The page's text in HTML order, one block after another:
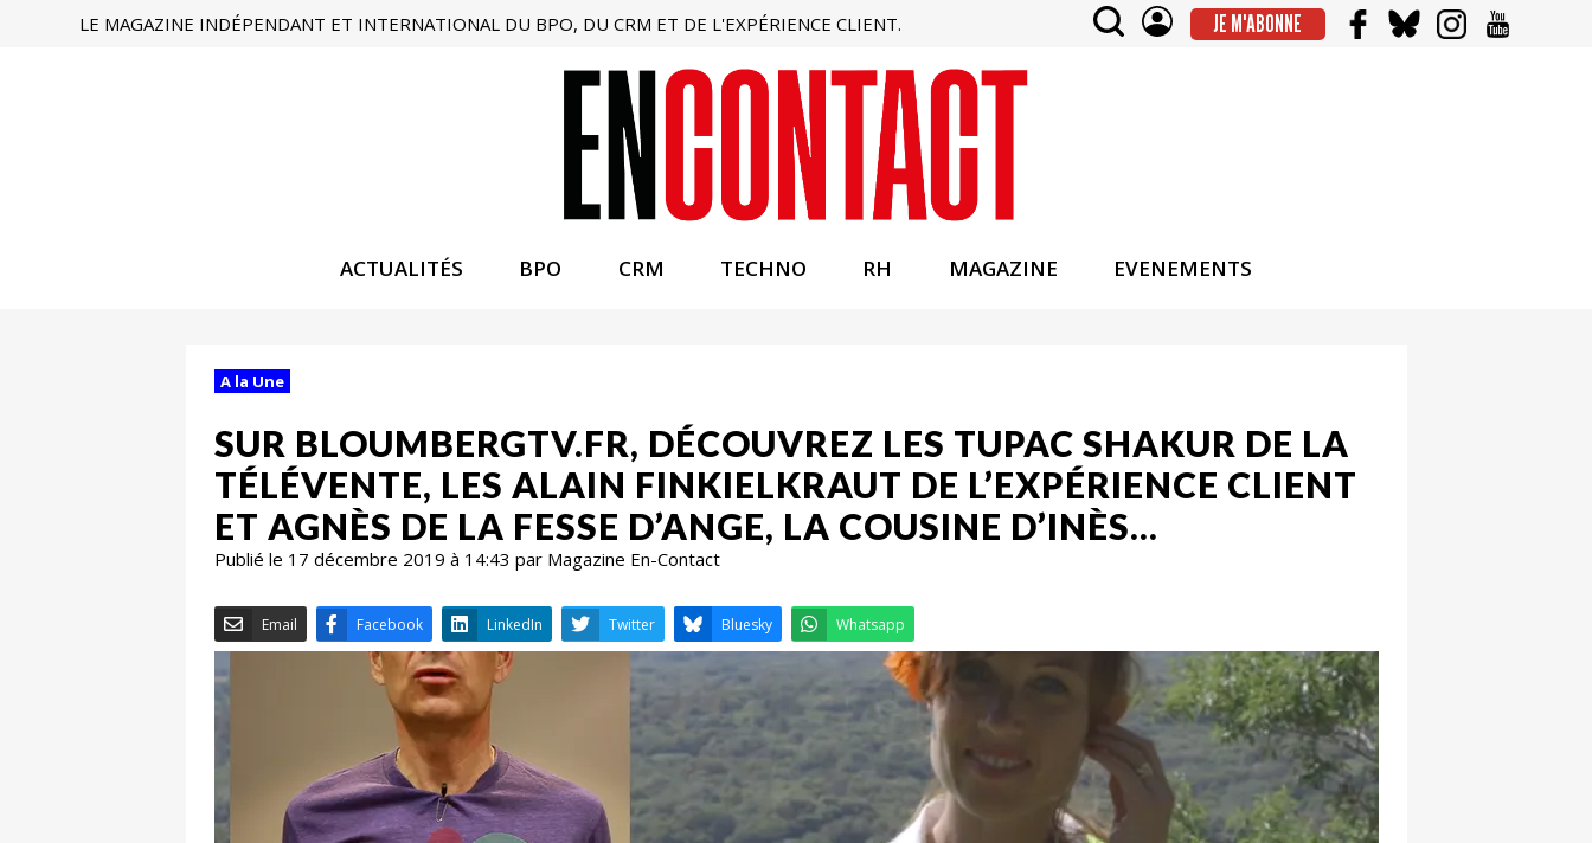
LE MAGAZINE INDÉPENDANT ET INTERNATIONAL DU BPO, DU CRM ET DE L'EXPÉRIENCE CLIENT. JE M'ABONNE
ACTUALITÉS BPO CRM TECHNO RH MAGAZINE EVENEMENTS
A la Une
SUR BLOUMBERGTV.FR, DÉCOUVREZ LES TUPAC SHAKUR DE LA
TÉLÉVENTE, LES ALAIN FINKIELKRAUT DE L’EXPÉRIENCE CLIENT
ET AGNÈS DE LA FESSE D’ANGE, LA COUSINE D’INÈS…
Publié le 17 décembre 2019 à 14:43 par Magazine En-Contact
Email Facebook LinkedIn Twitter Bluesky Whatsapp